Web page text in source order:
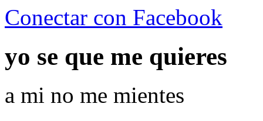
Conectar con Facebook
yo se que me quieres